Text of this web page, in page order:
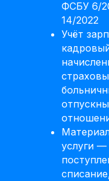
ФСБУ 6/
14/2022
Учёт
услуги —